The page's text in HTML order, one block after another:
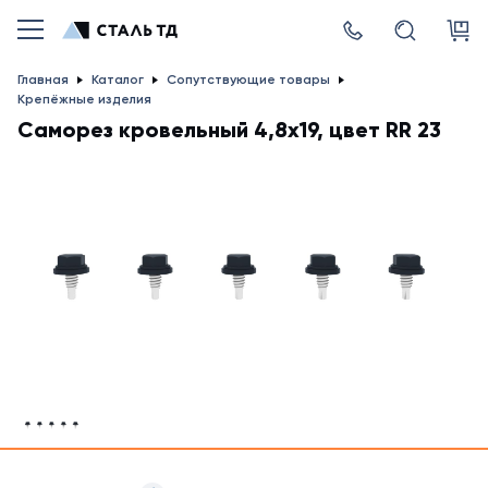
Главная Каталог
Сопутствующие товары
Крепёжные изделия
Саморез кровельный 4,8x19, цвет RR 23